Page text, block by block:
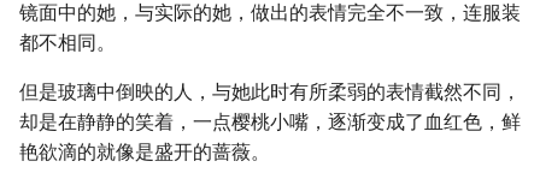
镜面中的她，与实际的她，做出的表情完全不一致，连服装
都不相同。
但是玻璃中倒映的人，与她此时有所柔弱的表情截然不同，
却是在静静的笑着，一点樱桃小嘴，逐渐变成了血红色，鲜
艳欲滴的就像是盛开的蔷薇。